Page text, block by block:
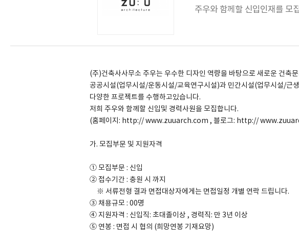
Naver 로그인
주우와 함께할 신입인재를 모
(주)건축사사무소 주우는 우수한 디자인 역량을 바탕으로 새로운 건축
공공시설(업무시설/운동시설/교육연구시설)과 민간시설(업무시설/근
다양한 프로젝트를 수행하고있습니다.
저희 주우와 함께할 신입및 경력사원을 모집합니다.
(홈페이지: http:// www.zuuarch.com , 블로그: http://
가. 모집부문 및 지원자격
① 모집부문 : 신입
② 접수기간 : 충원 시 까지
※ 서류전형 결과 면접대상자에게는 면접일정 개별 연락 드립니다.
③ 채용규모 : 00명
④ 지원자격 : 신입직: 초대졸이상 , 경력직: 만 3년 이상
⑤ 연봉 : 면접 시 협의 (희망연봉 기재요망)